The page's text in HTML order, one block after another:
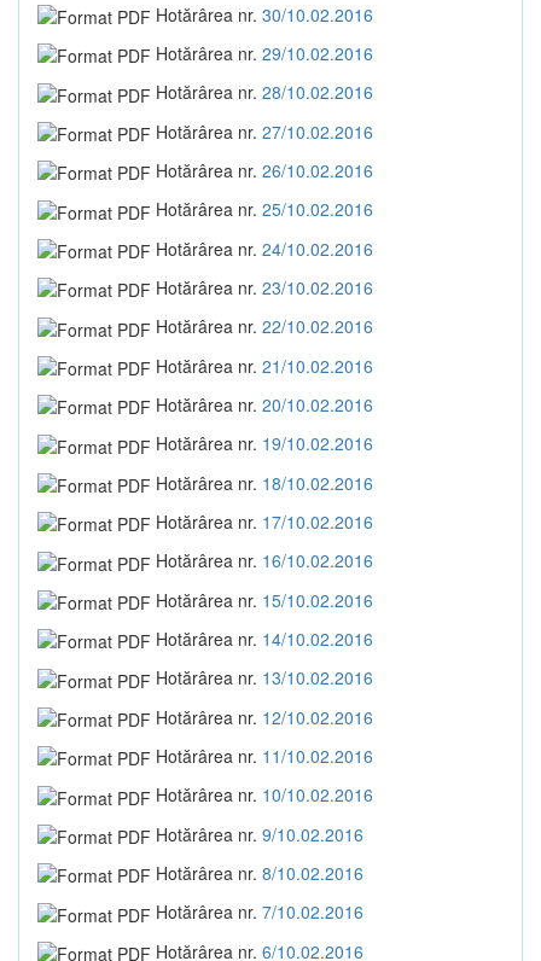
Hotărârea nr. 30/10.02.2016
Hotărârea nr. 29/10.02.2016
Hotărârea nr. 28/10.02.2016
Hotărârea nr. 27/10.02.2016
Hotărârea nr. 26/10.02.2016
Hotărârea nr. 25/10.02.2016
Hotărârea nr. 24/10.02.2016
Hotărârea nr. 23/10.02.2016
Hotărârea nr. 22/10.02.2016
Hotărârea nr. 21/10.02.2016
Hotărârea nr. 20/10.02.2016
Hotărârea nr. 19/10.02.2016
Hotărârea nr. 18/10.02.2016
Hotărârea nr. 17/10.02.2016
Hotărârea nr. 16/10.02.2016
Hotărârea nr. 15/10.02.2016
Hotărârea nr. 14/10.02.2016
Hotărârea nr. 13/10.02.2016
Hotărârea nr. 12/10.02.2016
Hotărârea nr. 11/10.02.2016
Hotărârea nr. 10/10.02.2016
Hotărârea nr. 9/10.02.2016
Hotărârea nr. 8/10.02.2016
Hotărârea nr. 7/10.02.2016
Hotărârea nr. 6/10.02.2016